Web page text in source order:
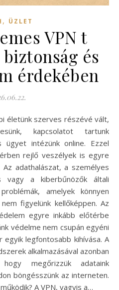
, ÜZLET
VPN t
és
érdekében
kapcsolatot tartunk
ügyet intézünk online. Ezzel
rejlő veszélyek is egyre
adathalászat, a személyes
vagy a kiberbűnözők általi
amelyek könnyen
figyelünk kellőképpen. Az
egyre inkább előtérbe
védelme nem csupán egyéni
legfontosabb kihívása. A
alkalmazásával azonban
megőrizzük adataink
böngésszünk az interneten.
A VPN, vagyis a…